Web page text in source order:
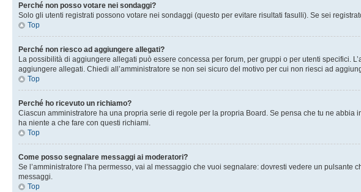
Perché non posso votare nei sondaggi?
Solo gli utenti registrati possono votare nei sondaggi (questo per evitare risultati fasulli). Se sei
Top
Perché non riesco ad aggiungere allegati?
La possibilità di aggiungere allegati può essere concessa per forum, per gruppi o per utenti specifici.
aggiungere allegati. Chiedi all’amministratore se non sei sicuro del motivo per cui non riesci ad
Top
Perché ho ricevuto un richiamo?
Ciascun amministratore ha una propria serie di regole per la propria Board. Se pensa che tu ne
ha niente a che fare con questi richiami.
Top
Come posso segnalare messaggi ai moderatori?
Se l’amministratore l’ha permesso, vai al messaggio che vuoi segnalare: dovresti vedere un
messaggi.
Top